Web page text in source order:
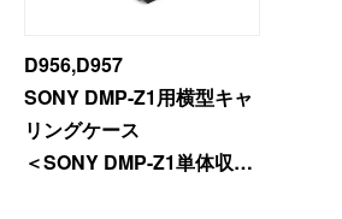
D956,D957
SONY DMP-Z1用横型キャ
リングケース
＜SONY DMP-Z1単体収納